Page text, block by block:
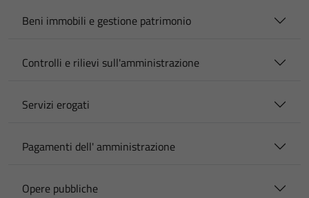
Beni immobili e gestione patrimonio
Controlli e rilievi sull'amministrazione
Servizi erogati
Pagamenti dell' amministrazione
Opere pubbliche